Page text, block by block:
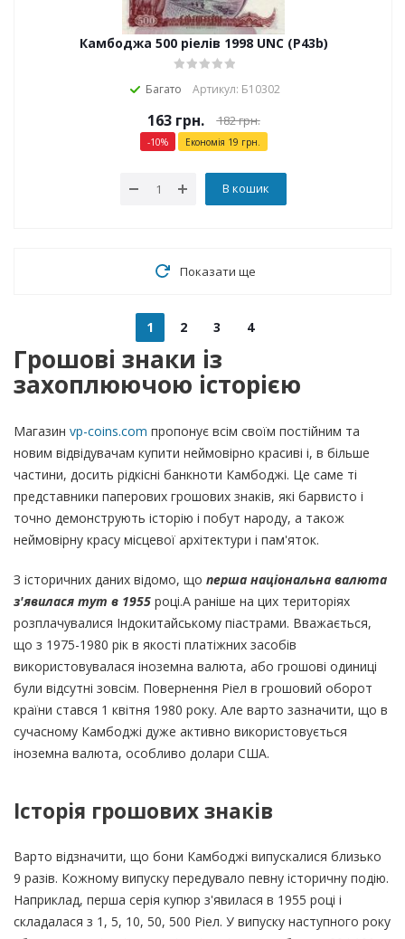
Камбоджа 500 ріелів 1998 UNC (P43b)
Багато Артикул: Б10302
163грн. 182грн.
-10% Економія 19 грн.
В кошик
Показати ще
1 2 3 4
Грошові знаки із
захоплюючою історією
Магазин vp-coins.com пропонує всім своїм постійним та
новим відвідувачам купити неймовірно красиві і, в більше
частини, досить рідкісні банкноти Камбоджі. Це саме ті
представники паперових грошових знаків, які барвисто і
точно демонструють історію і побут народу, а також
неймовірну красу місцевої архітектури і пам'яток.
З історичних даних відомо, що перша національна валюта
з'явилася тут в 1955 році.А раніше на цих територіях
розплачувалися Індокитайському піастрами. Вважається,
що з 1975-1980 рік в якості платіжних засобів
використовувалася іноземна валюта, або грошові одиниці
були відсутні зовсім. Повернення Ріел в грошовий оборот
країни стався 1 квітня 1980 року. Але варто зазначити, що в
сучасному Камбоджі дуже активно використовується
іноземна валюта, особливо долари США.
Історія грошових знаків
Варто відзначити, що бони Камбоджі випускалися близько
9 разів. Кожному випуску передувало певну історичну подію.
Наприклад, перша серія купюр з'явилася в 1955 році і
складалася з 1, 5, 10, 50, 500 Ріел. У випуску наступного року